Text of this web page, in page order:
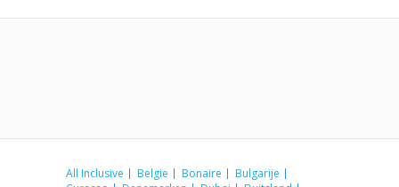
All Inclusive Belgie Bonaire
Bulgarije